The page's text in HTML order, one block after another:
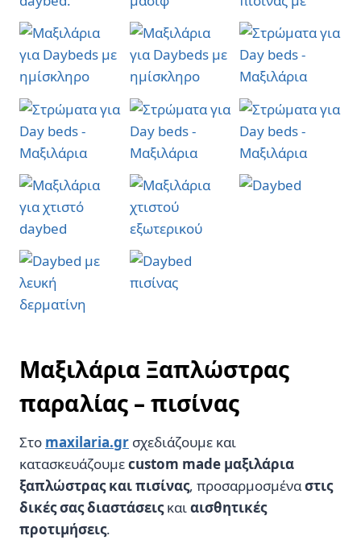
Μαξιλάρια Ξαπλώστρας
παραλίας – πισίνας
Στο maxilaria.gr σχεδιάζουμε και
κατασκευάζουμεcustom made μαξιλάρια
ξαπλώστρας και πισίνας, προσαρμοσμέναστις
δικές σας διαστάσειςκαιαισθητικές
προτιμήσεις.